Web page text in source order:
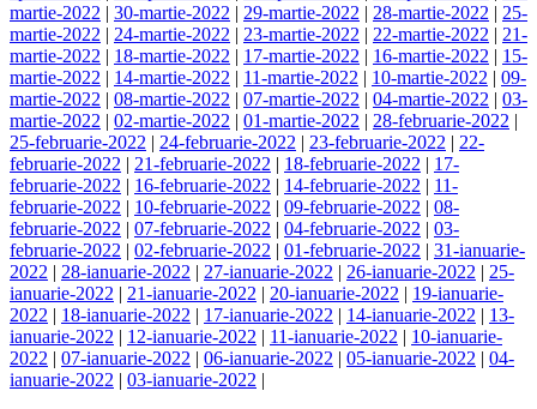
martie-2022 | 30-martie-2022 | 29-martie-2022 | 28-martie-2022 | 25-
martie-2022 | 24-martie-2022 | 23-martie-2022 | 22-martie-2022 | 21-
martie-2022 | 18-martie-2022 | 17-martie-2022 | 16-martie-2022 | 15-
martie-2022 | 14-martie-2022 | 11-martie-2022 | 10-martie-2022 | 09-
martie-2022 | 08-martie-2022 | 07-martie-2022 | 04-martie-2022 | 03-
martie-2022 | 02-martie-2022 | 01-martie-2022 | 28-februarie-2022 |
25-februarie-2022 | 24-februarie-2022 | 23-februarie-2022 | 22-
februarie-2022 | 21-februarie-2022 | 18-februarie-2022 | 17-
februarie-2022 | 16-februarie-2022 | 14-februarie-2022 | 11-
februarie-2022 | 10-februarie-2022 | 09-februarie-2022 | 08-
februarie-2022 | 07-februarie-2022 | 04-februarie-2022 | 03-
februarie-2022 | 02-februarie-2022 | 01-februarie-2022 | 31-ianuarie-
2022 | 28-ianuarie-2022 | 27-ianuarie-2022 | 26-ianuarie-2022 | 25-
ianuarie-2022 | 21-ianuarie-2022 | 20-ianuarie-2022 | 19-ianuarie-
2022 | 18-ianuarie-2022 | 17-ianuarie-2022 | 14-ianuarie-2022 | 13-
ianuarie-2022 | 12-ianuarie-2022 | 11-ianuarie-2022 | 10-ianuarie-
2022 | 07-ianuarie-2022 | 06-ianuarie-2022 | 05-ianuarie-2022 | 04-
ianuarie-2022 | 03-ianuarie-2022 |